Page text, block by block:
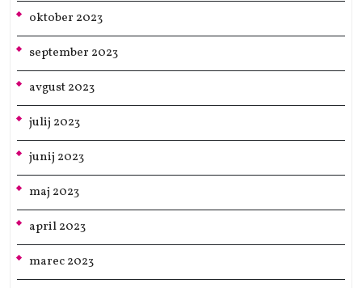
oktober 2023
september 2023
avgust 2023
julij 2023
junij 2023
maj 2023
april 2023
marec 2023